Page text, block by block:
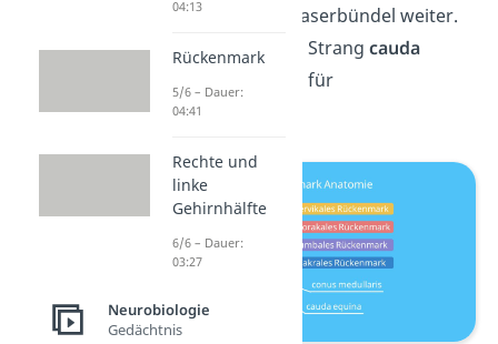
noch ein Nervenfaserbündel weiter.
Du nennst diesen Strang cauda
, lateinisch für
Pferdeschwanz.
04:13
Rückenmark
5/6 – Dauer:
04:41
Rechte und
linke
Gehirnhälfte
6/6 – Dauer:
03:27
Neurobiologie
Gedächtnis